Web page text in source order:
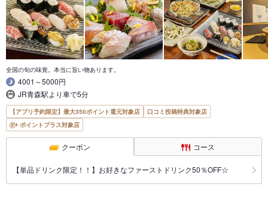
全国の旬の味覚。本当に旨い物あります。
4001～5000円
JR青森駅より車で5分
【アプリ予約限定】最大350ポイント還元対象店
口コミ投稿特典対象店
ポイントプラス対象店
クーポン コース
【単品ドリンク限定！！】お好きなファーストドリンク50％OFF☆